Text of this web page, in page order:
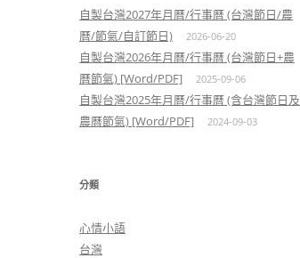
自製台灣2027年月曆/行事曆 (台灣節日/農
曆/節氣/自訂節日)
2026-06-20
自製台灣2026年月曆/行事曆 (台灣節日+農
曆節氣) [Word/PDF]
2025-09-06
自製台灣2025年月曆/行事曆 (含台灣節日及
農曆節氣) [Word/PDF]
2024-09-03
分類
心情小語
台灣